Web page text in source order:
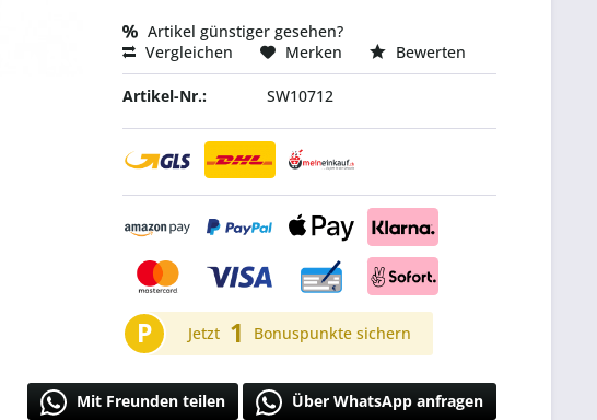
Artikel günstiger gesehen?
Vergleichen
Merken Bewerten
Artikel-Nr.: SW10712
P Jetzt 1 Bonuspunkte sichern
Mit Freunden teilen Über WhatsApp anfragen